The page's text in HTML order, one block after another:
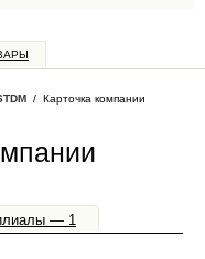
/ Карточка компании
— 1